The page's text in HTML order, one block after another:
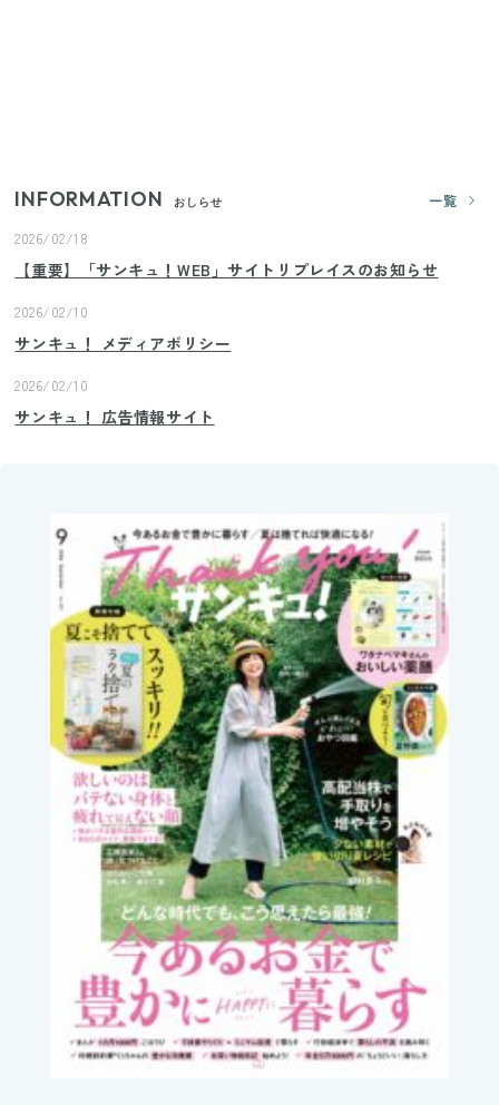
INFORMATION おしらせ
一覧
2026/02/18
【重要】「サンキュ！WEB」サイトリプレイスのお知らせ
2026/02/10
サンキュ！ メディアポリシー
2026/02/10
サンキュ！ 広告情報サイト